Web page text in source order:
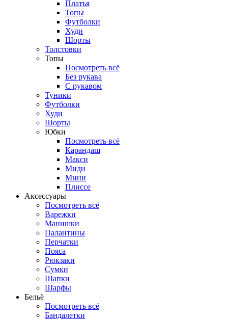
Платья
Топы
Футболки
Худи
Шорты
Толстовки
Топы
Посмотреть всё
Без рукава
С рукавом
Туники
Футболки
Худи
Шорты
Юбки
Посмотреть всё
Карандаш
Макси
Миди
Мини
Плиссе
Аксессуары
Посмотреть всё
Варежки
Манишки
Палантины
Перчатки
Пояса
Рюкзаки
Сумки
Шапки
Шарфы
Бельё
Посмотреть всё
Бандалетки